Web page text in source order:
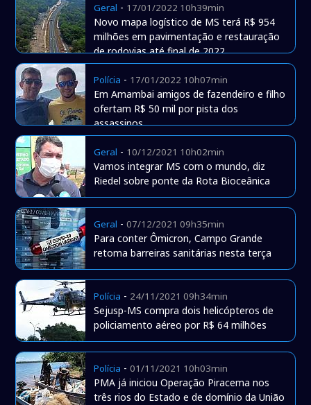
Geral - 17/01/2022 10h39min
Novo mapa logístico de MS terá R$ 954
milhões em pavimentação e restauração
de rodovias até final de 2022
Polícia - 17/01/2022 10h07min
Em Amambai amigos de fazendeiro e filho
ofertam R$ 50 mil por pista dos
assassinos
Geral - 10/12/2021 10h02min
Vamos integrar MS com o mundo, diz
Riedel sobre ponte da Rota Bioceânica
Geral -07/12/2021 09h35min
Para conter Ômicron, Campo Grande
retoma barreiras sanitárias nesta terça
Polícia - 24/11/2021 09h34min
Sejusp-MS compra dois helicópteros de
policiamento aéreo por R$ 64 milhões
Polícia -01/11/2021 10h03min
PMA já iniciou Operação Piracema nos
três rios do Estado e de domínio da União